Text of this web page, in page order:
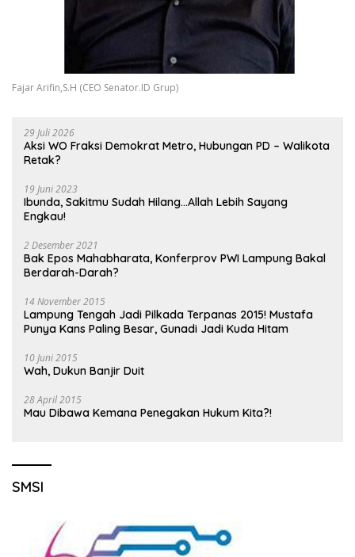
Fajar Arifin,S.H (CEO Senator.ID Grup)
29 Juli 2026
Aksi WO Fraksi Demokrat Metro, Hubungan PD – Walikota
Retak?
19 Juni 2023
Ibunda, Sakitmu Sudah Hilang…Allah Lebih Sayang
Engkau!
2 Desember 2021
Bak Epos Mahabharata, Konferprov PWI Lampung Bakal
Berdarah-Darah?
14 November 2015
Lampung Tengah Jadi Pilkada Terpanas 2015! Mustafa
Punya Kans Paling Besar, Gunadi Jadi Kuda Hitam
10 Juni 2015
Wah, Dukun Banjir Duit
28 April 2015
Mau Dibawa Kemana Penegakan Hukum Kita?!
SMSI